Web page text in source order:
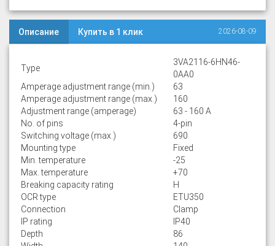
Описание Купить в 1 клик 2026-08-09
Type
3VA2116-6HN46-
0AA0
Amperage adjustment range (min.)
63
Amperage adjustment range (max.)
160
Adjustment range (amperage)
63 - 160 A
No. of pins
4-pin
Switching voltage (max.)
690
Mounting type
Fixed
Min. temperature
-25
Max. temperature
+70
Breaking capacity rating
H
OCR type
ETU350
Connection
Clamp
IP rating
IP40
Depth
86